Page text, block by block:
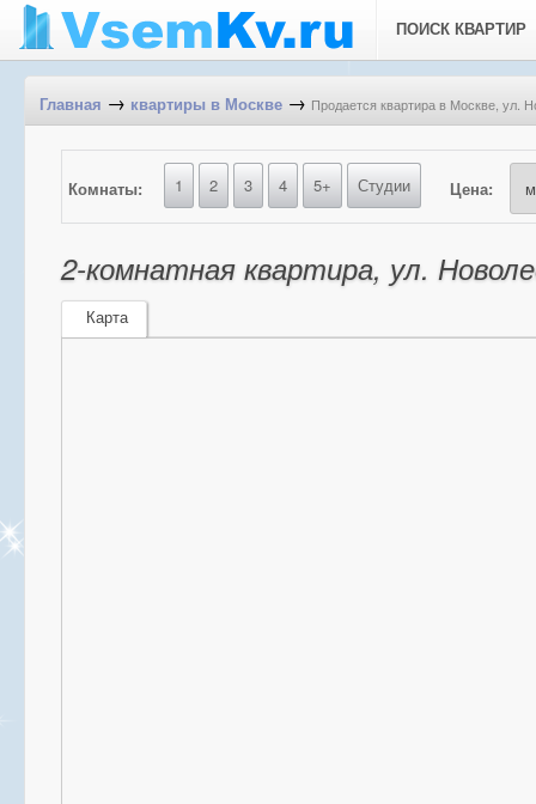
ПОИСК КВАРТИР
Главная → квартиры в Москве → Продается квартира в Москве, ул.
Комнаты: 1 2 3 4 5+ Студии Цена:
2-комнатная квартира, ул.
Карта